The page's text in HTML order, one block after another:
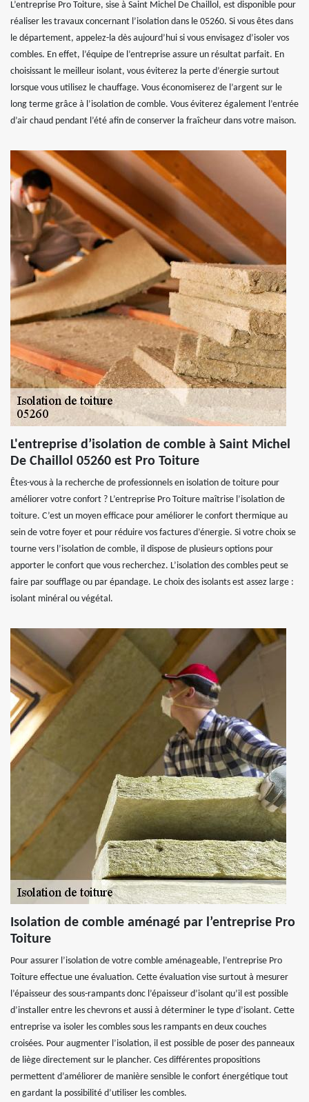
L’entreprise Pro Toiture, sise à Saint Michel De Chaillol, est disponible pour
réaliser les travaux concernant l’isolation dans le 05260. Si vous êtes dans
le département, appelez-la dès aujourd’hui si vous envisagez d’isoler vos
combles. En effet, l’équipe de l’entreprise assure un résultat parfait. En
choisissant le meilleur isolant, vous éviterez la perte d’énergie surtout
lorsque vous utilisez le chauffage. Vous économiserez de l’argent sur le
long terme grâce à l’isolation de comble. Vous éviterez également l’entrée
d’air chaud pendant l’été afin de conserver la fraîcheur dans votre maison.
L'entreprise d’isolation de comble à Saint Michel
De Chaillol 05260 est Pro Toiture
Êtes-vous à la recherche de professionnels en isolation de toiture pour
améliorer votre confort ? L’entreprise Pro Toiture maîtrise l’isolation de
toiture. C’est un moyen efficace pour améliorer le confort thermique au
sein de votre foyer et pour réduire vos factures d’énergie. Si votre choix se
tourne vers l’isolation de comble, il dispose de plusieurs options pour
apporter le confort que vous recherchez. L’isolation des combles peut se
faire par soufflage ou par épandage. Le choix des isolants est assez large :
isolant minéral ou végétal.
Isolation de comble aménagé par l’entreprise Pro
Toiture
Pour assurer l’isolation de votre comble aménageable, l’entreprise Pro
Toiture effectue une évaluation. Cette évaluation vise surtout à mesurer
l’épaisseur des sous-rampants donc l’épaisseur d’isolant qu’il est possible
d’installer entre les chevrons et aussi à déterminer le type d’isolant. Cette
entreprise va isoler les combles sous les rampants en deux couches
croisées. Pour augmenter l’isolation, il est possible de poser des panneaux
de liège directement sur le plancher. Ces différentes propositions
permettent d’améliorer de manière sensible le confort énergétique tout
en gardant la possibilité d’utiliser les combles.